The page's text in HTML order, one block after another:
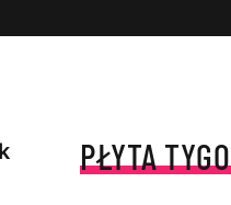
PŁYTA